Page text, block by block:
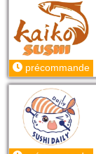
précommande